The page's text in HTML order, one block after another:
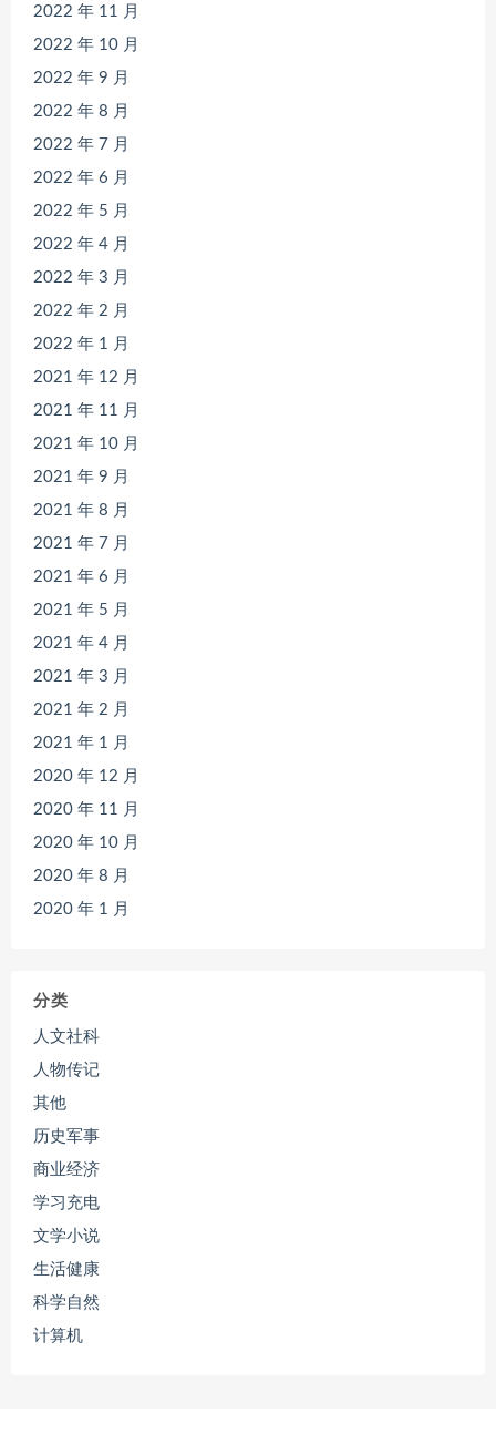
2022 年 11 月
2022 年 10 月
2022 年 9 月
2022 年 8 月
2022 年 7 月
2022 年 6 月
2022 年 5 月
2022 年 4 月
2022 年 3 月
2022 年 2 月
2022 年 1 月
2021 年 12 月
2021 年 11 月
2021 年 10 月
2021 年 9 月
2021 年 8 月
2021 年 7 月
2021 年 6 月
2021 年 5 月
2021 年 4 月
2021 年 3 月
2021 年 2 月
2021 年 1 月
2020 年 12 月
2020 年 11 月
2020 年 10 月
2020 年 8 月
2020 年 1 月
分类
人文社科
人物传记
其他
历史军事
商业经济
学习充电
文学小说
生活健康
科学自然
计算机